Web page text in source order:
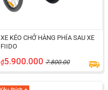
XE KÉO CHỞ HÀNG PHÍA SAU XE
FIIDO
₫5.900.000 7.800.00